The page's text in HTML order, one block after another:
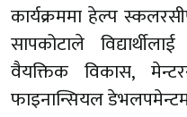
कार्यक्रममा हेल्प
सापकोटाले
वैयक्तिक विकास,
फाइनान्सियल